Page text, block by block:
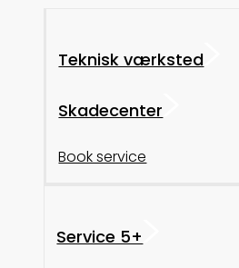
Teknisk værksted
Skadecenter
Book service
Service 5+